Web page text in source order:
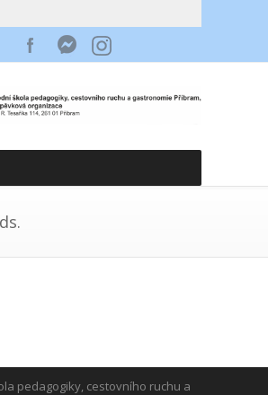
pedagogiky, cestovního ruchu a